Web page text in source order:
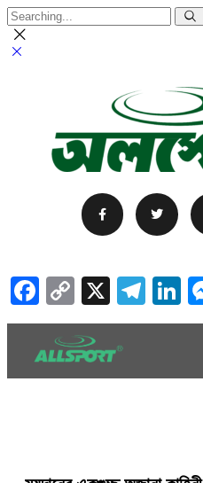
Facebook
Copy
Link
X